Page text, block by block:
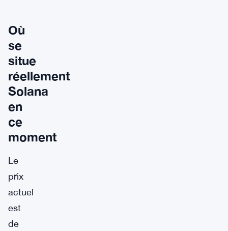
Où
se
situe
réellement
Solana
en
ce
moment
Le
prix
actuel
est
de